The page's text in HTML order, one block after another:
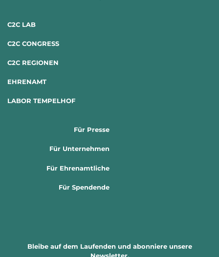
C2C LAB
C2C CONGRESS
C2C REGIONEN
EHRENAMT
LABOR TEMPELHOF
Für Presse
Für Unternehmen
Für Ehrenamtliche
Für Spendende
Bleibe auf dem Laufenden und abonniere unsere